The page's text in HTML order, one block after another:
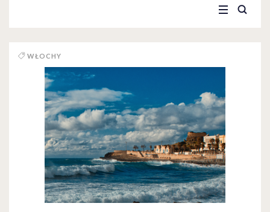
WŁOCHY